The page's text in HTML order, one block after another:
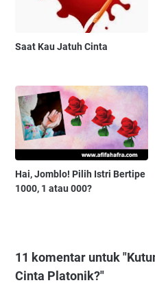
Saat Kau Jatuh Cinta
Hai, Jomblo! Pilih Istri Bertipe
1000, 1 atau 000?
11 komentar untuk
Cinta Platonik?"